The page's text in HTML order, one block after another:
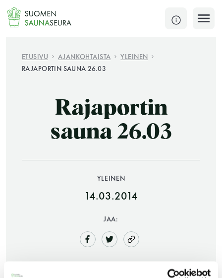
Siirry
sisältöön
SULJE
KATSO TARKEMMAT AUKIOLOAJAT
ETUSIVU AJANKOHTAISTA
YLEINEN
RAJAPORTIN SAUNA 26.03
Rajaportin
sauna 26.03
YLEINEN
14.03.2014
JAA: